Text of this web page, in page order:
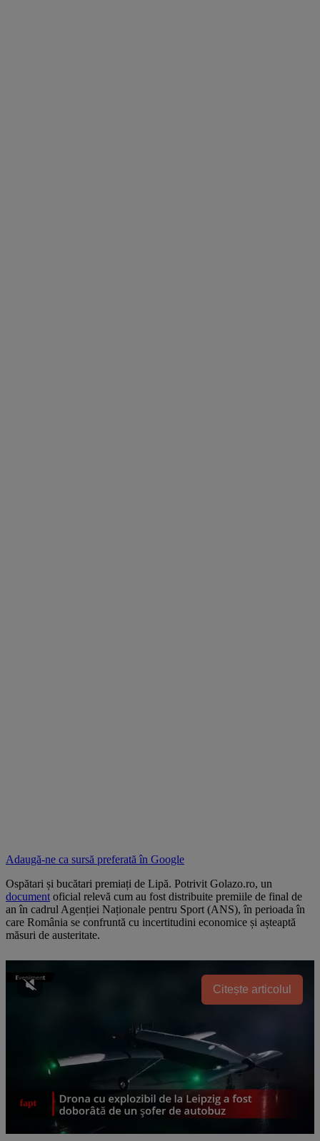
Adaugă-ne ca sursă preferată în Google
Ospătari și bucătari premiați de Lipă. Potrivit Golazo.ro, un
document oficial relevă cum au fost distribuite premiile de final de
an în cadrul Agenției Naționale pentru Sport (ANS), în perioada în
care România se confruntă cu incertitudini economice și așteaptă
măsuri de austeritate.
Citește articolul